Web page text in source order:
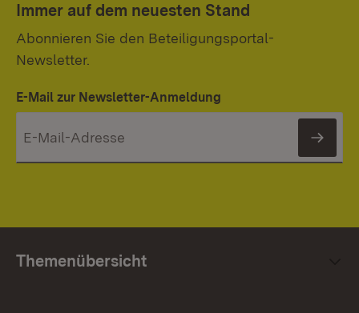
Immer auf dem neuesten Stand
Abonnieren Sie den Beteiligungsportal-
Newsletter.
E-Mail zur Newsletter-Anmeldung
Themenübersicht